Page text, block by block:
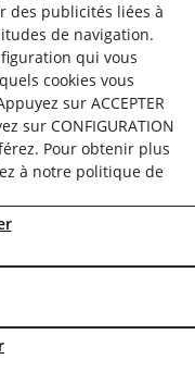
Légale
des publicités liées à
de navigation.
qui vous
cookies vous
sur ACCEPTER
sur CONFIGURATION
Pour obtenir plus
à notre politique de